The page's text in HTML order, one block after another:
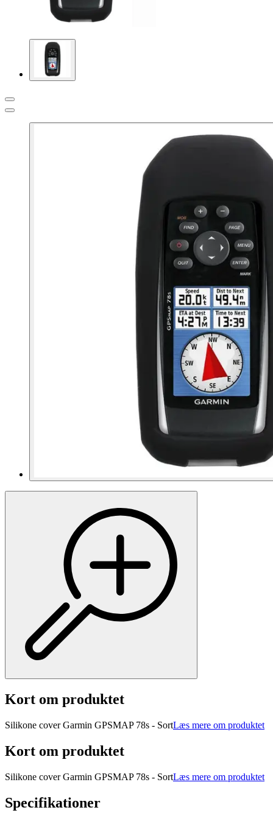
Kort om produktet
Silikone cover Garmin GPSMAP 78s - SortLæs mere om produktet
Kort om produktet
Silikone cover Garmin GPSMAP 78s - SortLæs mere om produktet
Specifikationer